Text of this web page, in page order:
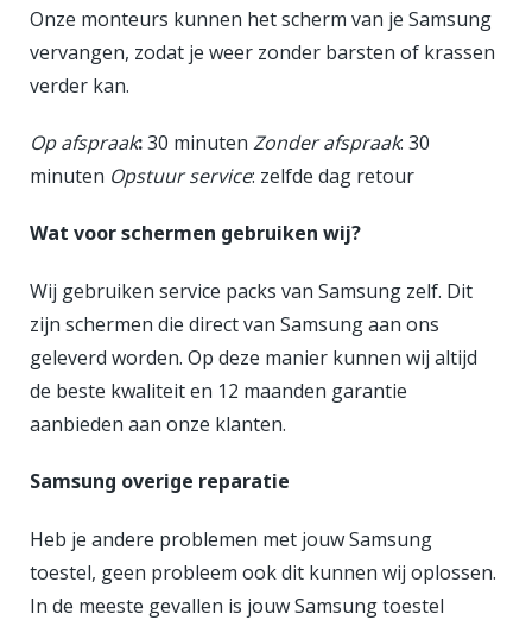
Onze monteurs kunnen het scherm van je Samsung
vervangen, zodat je weer zonder barsten of krassen
verder kan.
Op afspraak:30 minuten Zonder afspraak: 30
minuten Opstuur service: zelfde dag retour
Wat voor schermen gebruiken wij?
Wij gebruiken service packs van Samsung zelf. Dit
zijn schermen die direct van Samsung aan ons
geleverd worden. Op deze manier kunnen wij altijd
de beste kwaliteit en 12 maanden garantie
aanbieden aan onze klanten.
Samsung overige reparatie
Heb je andere problemen met jouw Samsung
toestel, geen probleem ook dit kunnen wij oplossen.
In de meeste gevallen is jouw Samsung toestel